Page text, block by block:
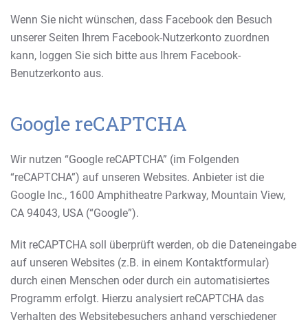
Wenn Sie nicht wünschen, dass Facebook den Besuch
unserer Seiten Ihrem Facebook-Nutzerkonto zuordnen
kann, loggen Sie sich bitte aus Ihrem Facebook-
Benutzerkonto aus.
Google reCAPTCHA
Wir nutzen “Google reCAPTCHA” (im Folgenden
“reCAPTCHA”) auf unseren Websites. Anbieter ist die
Google Inc., 1600 Amphitheatre Parkway, Mountain View,
CA 94043, USA (“Google”).
Mit reCAPTCHA soll überprüft werden, ob die Dateneingabe
auf unseren Websites (z.B. in einem Kontaktformular)
durch einen Menschen oder durch ein automatisiertes
Programm erfolgt. Hierzu analysiert reCAPTCHA das
Verhalten des Websitebesuchers anhand verschiedener